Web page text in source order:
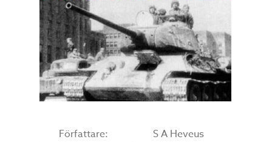
Författare:
S A Heveus